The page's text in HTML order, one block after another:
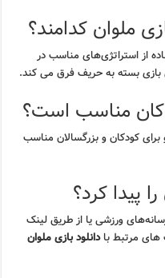
ملوان کدامند؟
از استراتژی‌های مناسب در
بازی بسته به حریف فرق می کند.
مناسب است؟
کودکان و بزرگسالان مناسب
پیدا کرد؟
ورزشی یا از طریق لینک
های مرتبط بادانلود بازی ملوان